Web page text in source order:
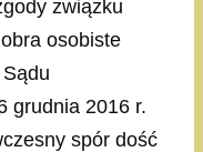
związku
osobiste
grudnia 2016 r.
spór dość